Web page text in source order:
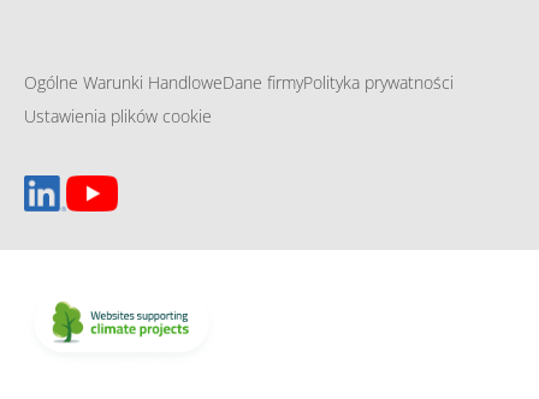
Ogólne Warunki HandloweDane firmyPolityka prywatności
Ustawienia plików cookie